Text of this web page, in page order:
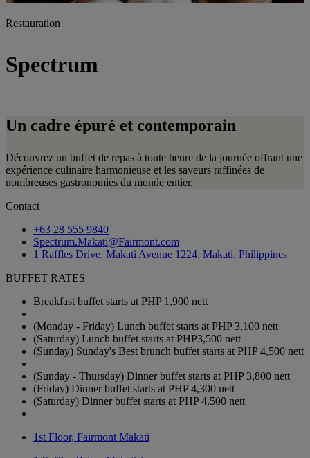
Restauration
Spectrum
Un cadre épuré et contemporain
Découvrez un buffet de repas à toute heure de la journée offrant une
expérience culinaire harmonieuse et les saveurs raffinées de
nombreuses gastronomies du monde entier.
Contact
+63 28 555 9840
Spectrum.Makati@Fairmont.com
1 Raffles Drive, Makati Avenue 1224, Makati, Philippines
BUFFET RATES
Breakfast buffet starts at PHP 1,900 nett
(Monday - Friday) Lunch buffet starts at PHP 3,100 nett
(Saturday) Lunch buffet starts at PHP3,500 nett
(Sunday) Sunday's Best brunch buffet starts at PHP 4,500 nett
(Sunday - Thursday) Dinner buffet starts at PHP 3,800 nett
(Friday) Dinner buffet starts at PHP 4,300 nett
(Saturday) Dinner buffet starts at PHP 4,500 nett
1st Floor, Fairmont Makati